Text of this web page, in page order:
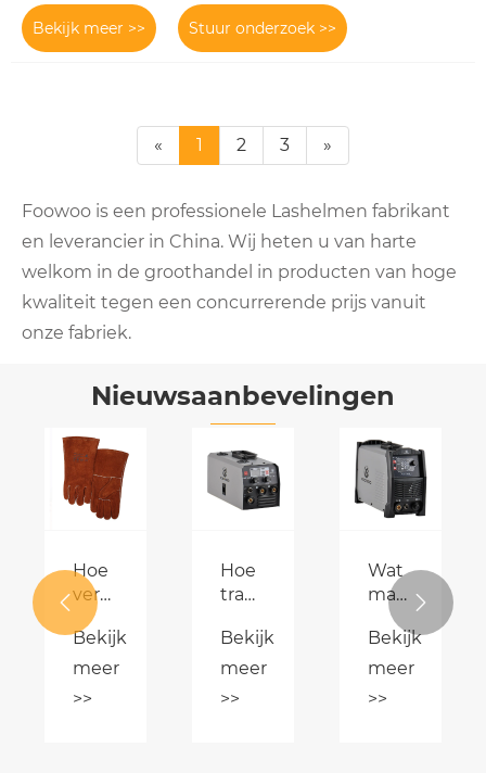
Bekijk meer >> Stuur onderzoek >>
« 1 2 3 »
Foowoo is een professionele Lashelmen fabrikant
en leverancier in China. Wij heten u van harte
welkom in de groothandel in producten van hoge
kwaliteit tegen een concurrerende prijs vanuit
onze fabriek.
Nieuwsaanbevelingen
Hoe
verbeteren
lashandschoenen
de
veiligheid
en
Bekijk
meer
>>
Hoe
transformeren
MAG-
lasmachines
de
Bekijk
meer
>>
Wat
maakt
een
DC-
inverter-
Bekijk
meer
>>
 